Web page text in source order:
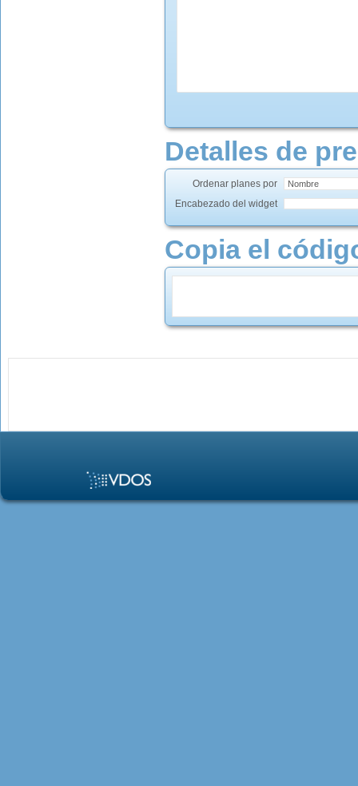
Detalles de
Ordenar planes por
Encabezado del widget
Copia el